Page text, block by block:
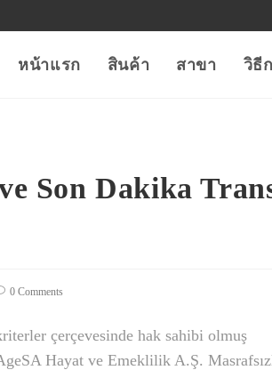
หน้าแรก สินค้า สาขา วิธี
Son Dakika
0 Comments
çerçevesinde hak sahibi olmuş
Hayat ve Emeklilik A.Ş.